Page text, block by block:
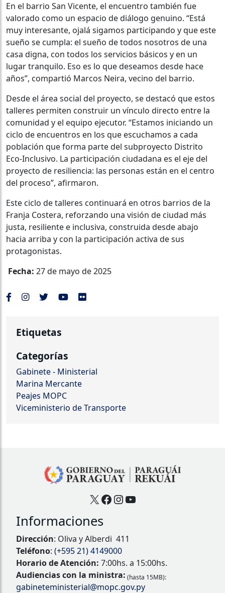
En el barrio San Vicente, el encuentro también fue
valorado como un espacio de diálogo genuino. “Está
muy interesante, ojalá sigamos participando y que este
sueño se cumpla: el sueño de todos nosotros de una
casa digna, con todos los servicios básicos y en un
lugar tranquilo. Eso es lo que deseamos desde hace
años”, compartió Marcos Neira, vecino del barrio.
Desde el área social del proyecto, se destacó que estos
talleres permiten construir un vínculo directo entre la
comunidad y el equipo ejecutor. “Estamos iniciando un
ciclo de encuentros en los que escuchamos a cada
población que forma parte del subproyecto Distrito
Eco-Inclusivo. La participación ciudadana es el eje del
proyecto de resiliencia: las personas están en el centro
del proceso”, afirmaron.
Este ciclo de talleres continuará en otros barrios de la
Franja Costera, reforzando una visión de ciudad más
justa, resiliente e inclusiva, construida desde abajo
hacia arriba y con la participación activa de sus
protagonistas.
Fecha: 27 de mayo de 2025
Etiquetas
Categorías
Gabinete - Ministerial
Marina Mercante
Peajes MOPC
Viceministerio de Transporte
X Facebook
Instagram
YouTube
Informaciones
Dirección: Oliva y Alberdi 411
Teléfono: (+595 21) 4149000
Horario de Atención: 7:00hs. a 15:00hs.
Audiencias con la ministra: (hasta 15MB):
gabineteministerial@mopc.gov.py